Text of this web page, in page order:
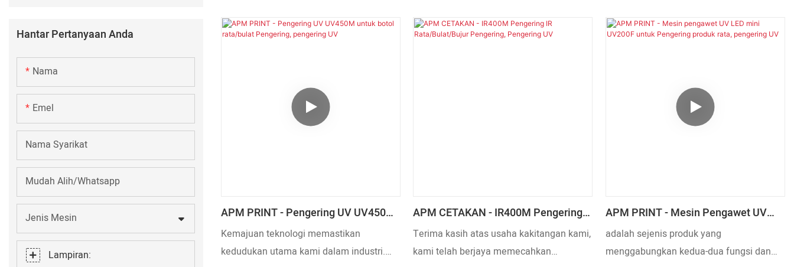
Hantar Pertanyaan Anda
Nama
Emel
Nama Syarikat
Mudah Alih/Whatsapp
Jenis Mesin
Lampiran:
tersebut, produk tersebut boleh didapati
R&D, dan kedudukannya sangat jelas, iaitu
kakitangan teknikal yang berpendidikan
pinggang pemuatan untuk mesin cetak
skrin S102 amat berharga.
APM PRINT - Pengering UV UV450M
Untuk Botol Rata/bulat Pengering,
Pengering UV
Kemajuan teknologi memastikan
kedudukan utama kami dalam industri.
APM CETAKAN - IR400M Pengering
IR Rata/Bulat/Bujur Pengering,
Pengering UV
Terima kasih atas usaha kakitangan kami,
kami telah berjaya memecahkan
APM PRINT - Mesin Pengawet UV
LED Mini UV200F Untuk Pengering
Produk Rata, Pengering UV
adalah sejenis produk yang
menggabungkan kedua-dua fungsi dan